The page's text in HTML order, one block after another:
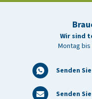
Wir sind
Montag bis
Senden
Senden